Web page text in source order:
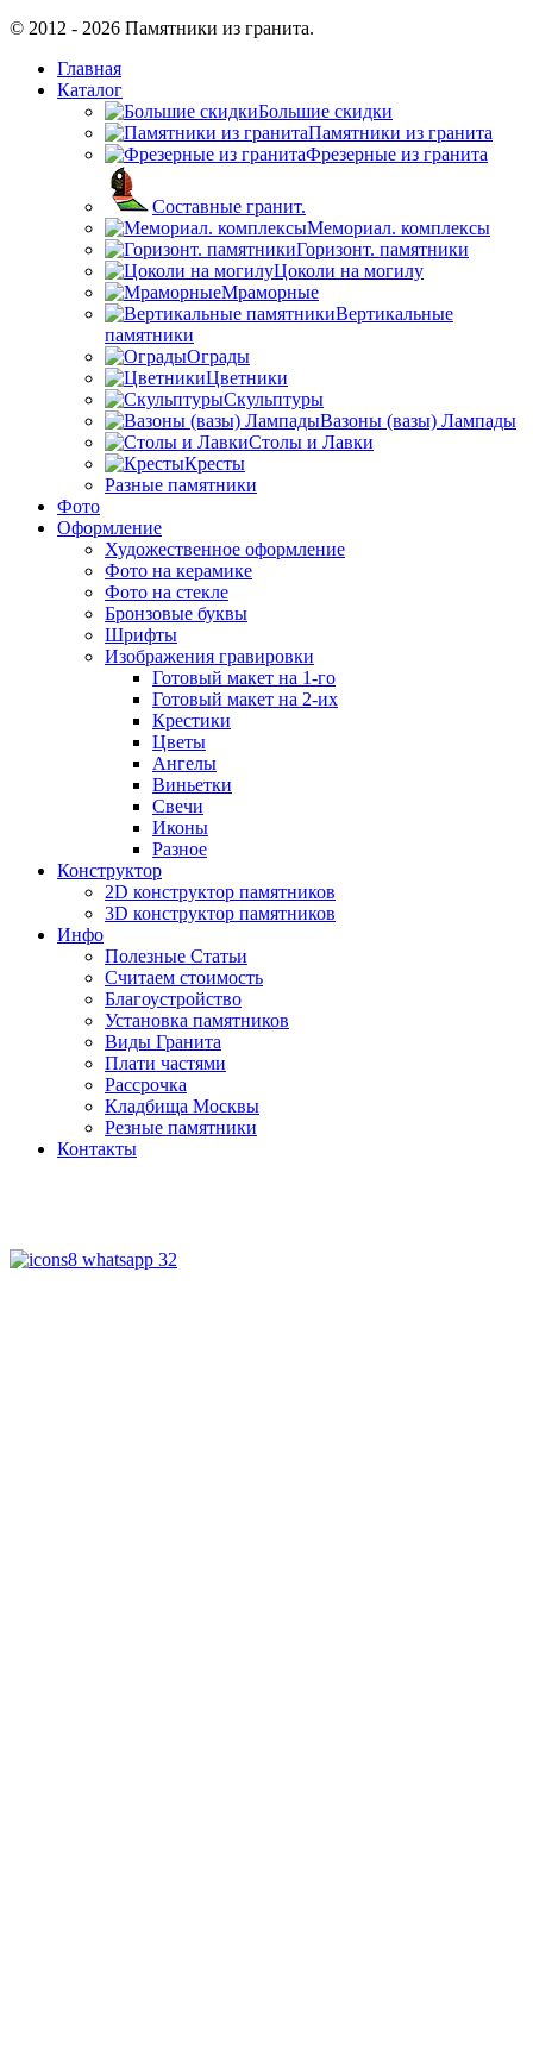
© 2012 - 2026 Памятники из гранита.
Главная
Каталог
Большие скидки
Памятники из гранита
Фрезерные из гранита
Составные гранит.
Мемориал. комплексы
Горизонт. памятники
Цоколи на могилу
Мраморные
Вертикальные
памятники
Ограды
Цветники
Скульптуры
Вазоны (вазы) Лампады
Столы и Лавки
Кресты
Разные памятники
Фото
Оформление
Художественное оформление
Фото на керамике
Фото на стекле
Бронзовые буквы
Шрифты
Изображения гравировки
Готовый макет на 1-го
Готовый макет на 2-их
Крестики
Цветы
Ангелы
Виньетки
Свечи
Иконы
Разное
Конструктор
2D конструктор памятников
3D конструктор памятников
Инфо
Полезные Статьи
Считаем стоимость
Благоустройство
Установка памятников
Виды Гранита
Плати частями
Рассрочка
Кладбища Москвы
Резные памятники
Контакты